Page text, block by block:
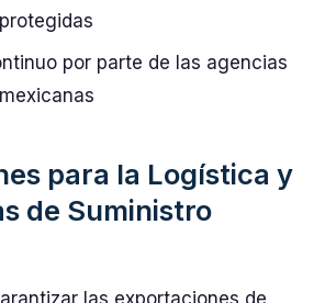
por parte de las agencias
para la Logística y
de Suministro
las exportaciones de